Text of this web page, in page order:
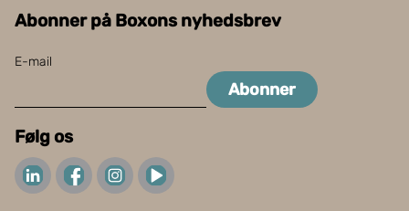
Abonner på Boxons nyhedsbrev
E-mail
Abonner
Følg os